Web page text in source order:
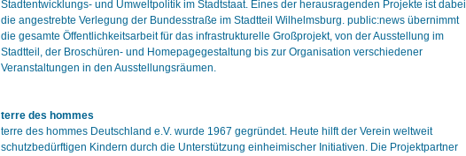
Stadtentwicklungs- und Umweltpolitik im Stadtstaat. Eines der herausragenden Projekte ist dabei
die angestrebte Verlegung der Bundesstraße im Stadtteil Wilhelmsburg. public:news übernimmt
die gesamte Öffentlichkeitsarbeit für das infrastrukturelle Großprojekt, von der Ausstellung im
Stadtteil, der Broschüren- und Homepagegestaltung bis zur Organisation verschiedener
Veranstaltungen in den Ausstellungsräumen.
terre des hommes
terre des hommes Deutschland e.V. wurde 1967 gegründet. Heute hilft der Verein weltweit
schutzbedürftigen Kindern durch die Unterstützung einheimischer Initiativen. Die Projektpartner